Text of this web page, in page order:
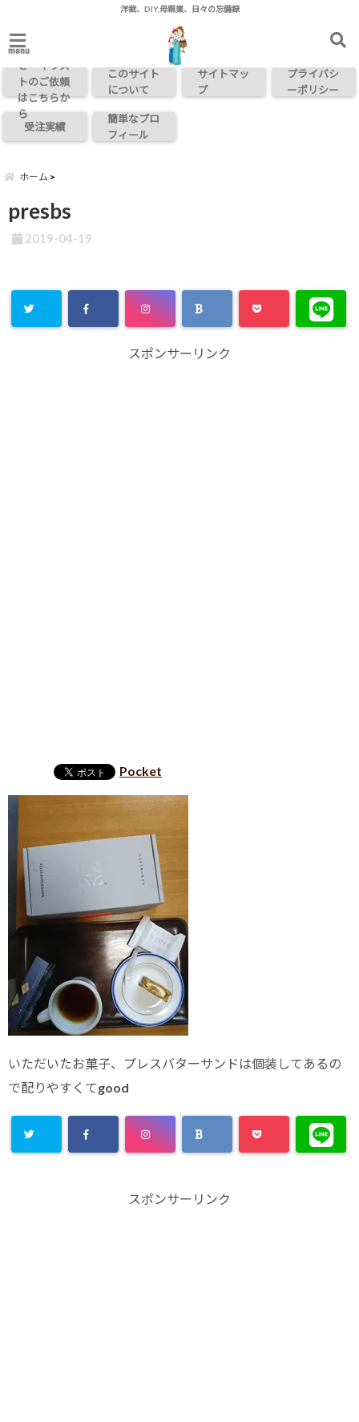
洋裁、DIY,母親業、日々の忘備録
menuお問い合わ
せ・イラス
トのご依頼
はこちらか
ら
このサイト
について
サイトマッ
プ
プライバシ
ーポリシー
受注実績
簡単なプロ
フィール
ホーム
presbs
2019-04-19
スポンサーリンク
Pocket
いただいたお菓子、プレスバターサンドは個装してあるの
で配りやすくてgood
スポンサーリンク